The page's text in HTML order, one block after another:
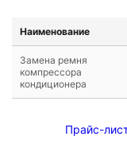
Наименование
Замена ремня
компрессора
кондиционера
Прайс-